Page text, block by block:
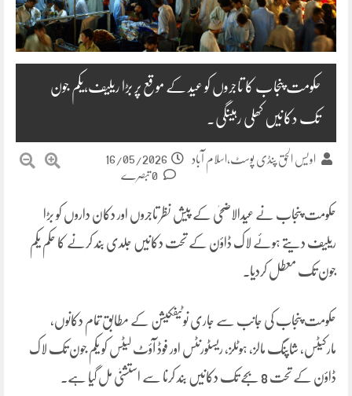
حکومت پنجاب کا تاجروں کو عید کے موقع پر بڑا ریلیف،یکم جون
تک دکانیں کھلی رہینگی۔
اویس الحق پنڈی پوسٹ،اسلام آباد
16/05/2026
حکومت پنجاب نے عیدالاضحیٰ کے پیش نظر تاجروں اور دکان داروں کو بڑا
ریلیف دیتے ہوئے لاک ڈاؤن کے تحت دکانیں جلدی بند کرنے کا حکم یکم
جون تک معطل کردیا۔
حکومت پنجاب کی جانب سے جاری نوٹیفکیشن کے مطابق تمام دکانوں،
مارکیٹس، شاپنگ مالز، ہوٹلز، ریسٹورنٹس اور فوڈ آؤٹ لیٹس کو یکم جون تک لاک
ڈاؤن کے تحت 8 بجے تک دکانیں بند کرنا سے استشنیٰ مل گیا ہے۔